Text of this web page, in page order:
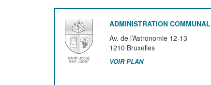
ADMINISTRATION
Av. de l’Astronomie 12-13
1210 Bruxelles
VOIR PLAN